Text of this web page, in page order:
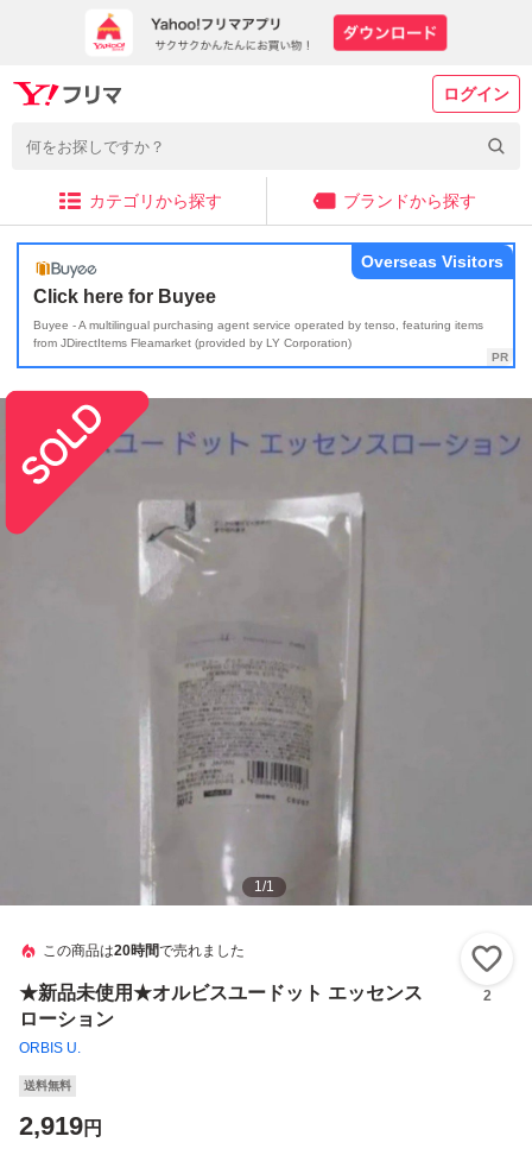
ログイン
カテゴリから探す ブランドから探す
Click here for Buyee
Buyee - A multilingual purchasing agent service operated by tenso, featuring items
from JDirectItems Fleamarket (provided by LY Corporation)
Overseas Visitors
1/1
この商品は20時間で売れました
★新品未使用★オルビスユードット エッセンス
ローション
ORBIS U.
2
送料無料
2,919円